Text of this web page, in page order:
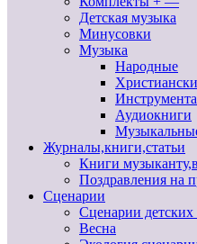
Детская музыка
Минусовки
Музыка
Народные
Аудиокниги
Журналы,книги,статьи
Книги
Поздравления на
Сценарии
Сценарии
Весна